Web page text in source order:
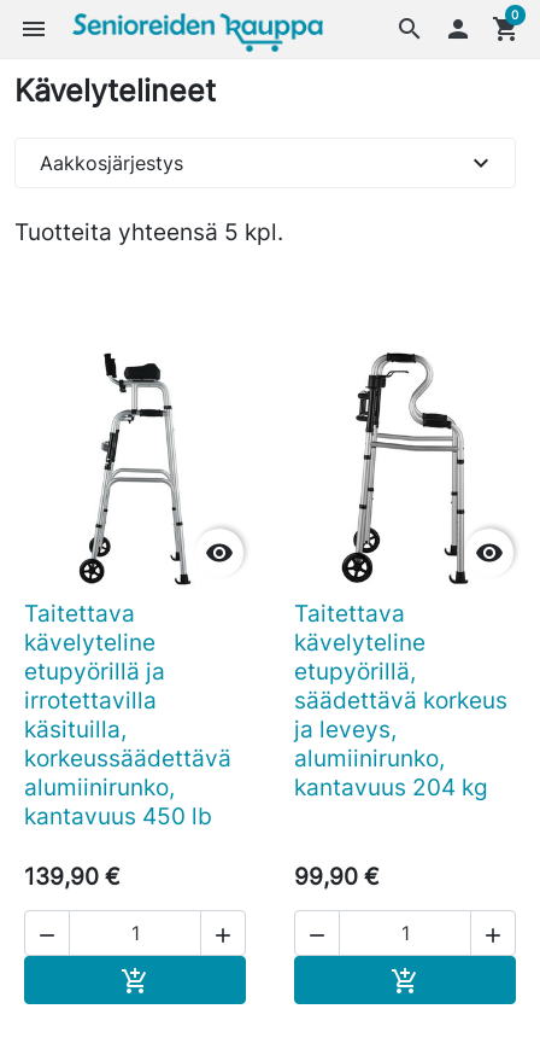
search
menu  shopping_cart
0
Kävelytelineet
Tuotteita yhteensä 5 kpl.
Aakkosjärjestys expand_more

Taitettava
kävelyteline
etupyörillä ja
irrotettavilla
käsituilla,
korkeussäädettävä
alumiinirunko,
kantavuus 450 lb
139,90 €
 


Taitettava
kävelyteline
etupyörillä,
säädettävä korkeus
ja leveys,
alumiinirunko,
kantavuus 204 kg
99,90 €
 
